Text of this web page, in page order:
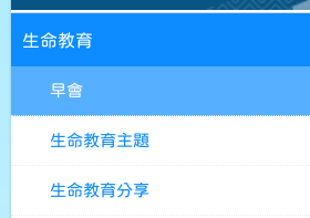
生命教育
早會
生命教育主題
生命教育分享